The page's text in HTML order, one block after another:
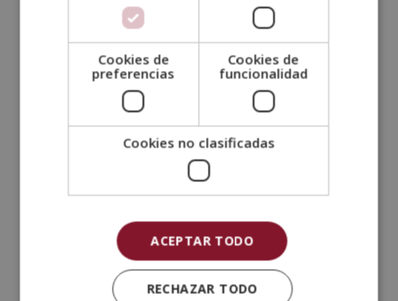
Crear aficiones que den
bienestar
Las compras suelen ser consideradas como unas
bombas de escape a las frustraciones, ya que nos
proporcionan felicidad momentánea. Por ello, si
queremos indagar profundamente, lo mejor es
aprender a gestionar nuestra inteligencia emocional.
Podemos empezar a desarrollar actividades que
proporcionen placer o sensación de bienestar para
música, leer o hacer ejercicio.
Formas de ahorrar dinero:
comparar precios
Cookies de
preferencias
Cookies de
funcionalidad
Cookies no clasificadas
ACEPTAR TODO
RECHAZAR TODO